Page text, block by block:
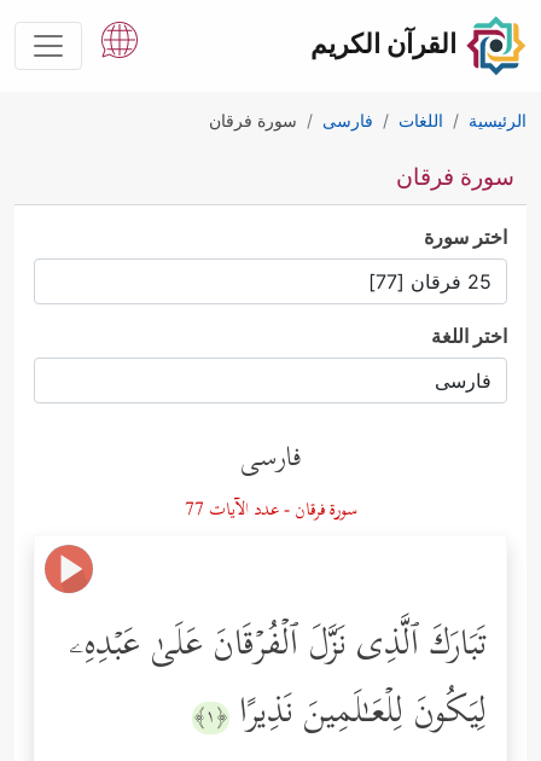
القرآن الكريم
الرئيسية اللغات فارسى سورة فرقان
سورة فرقان
اختر سورة
اختر اللغة
فارسى
سورة فرقان - عدد الآيات 77
تَبَارَكَ ٱلَّذِی نَزَّلَ ٱلۡفُرۡقَانَ عَلَىٰ عَبۡدِهِۦ
لِیَكُونَ لِلۡعَـٰلَمِینَ نَذِیرًا ﴿١﴾